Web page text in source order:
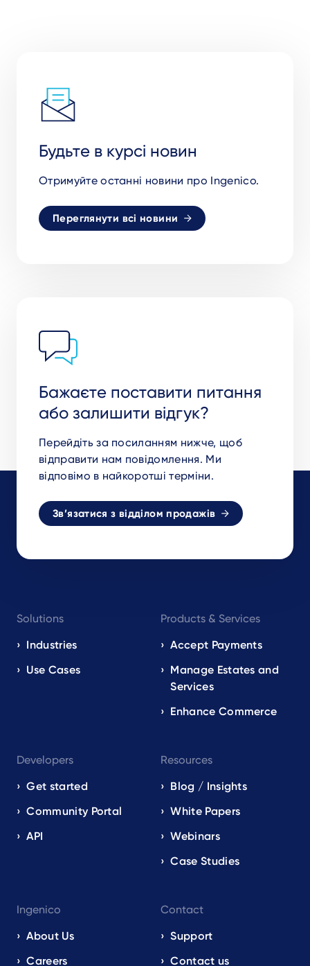
Будьте в курсі новин
Отримуйте останні новини про Ingenico.
Переглянути всі новини
Бажаєте поставити питання
або залишити відгук?
Перейдіть за посиланням нижче, щоб
відправити нам повідомлення. Ми
відповімо в найкоротші терміни.
Зв’язатися з відділом продажів
navigation
EN
Solutions
Industries
Use Cases
Products & Services
Accept Payments
Manage Estates and
Services
Enhance Commerce
Developers
Get started
Community Portal
API
Resources
Blog / Insights
White Papers
Webinars
Case Studies
Ingenico
About Us
Careers
Contact
Support
Contact us